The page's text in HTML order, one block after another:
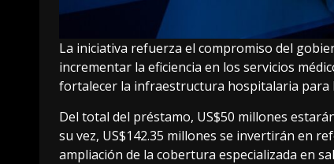
La iniciativa refuerza el compromiso del
incrementar la eficiencia en los servicios
fortalecer la infraestructura hospitalaria para
Del total del préstamo, US$50 millones
su vez, US$142.35 millones se invertirán en
ampliación de la cobertura especializada en